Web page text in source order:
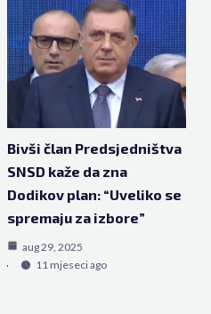
Bivši član Predsjedništva
SNSD kaže da zna
Dodikov plan: “Uveliko se
spremaju za izbore”
aug 29, 2025
11 mjeseci ago